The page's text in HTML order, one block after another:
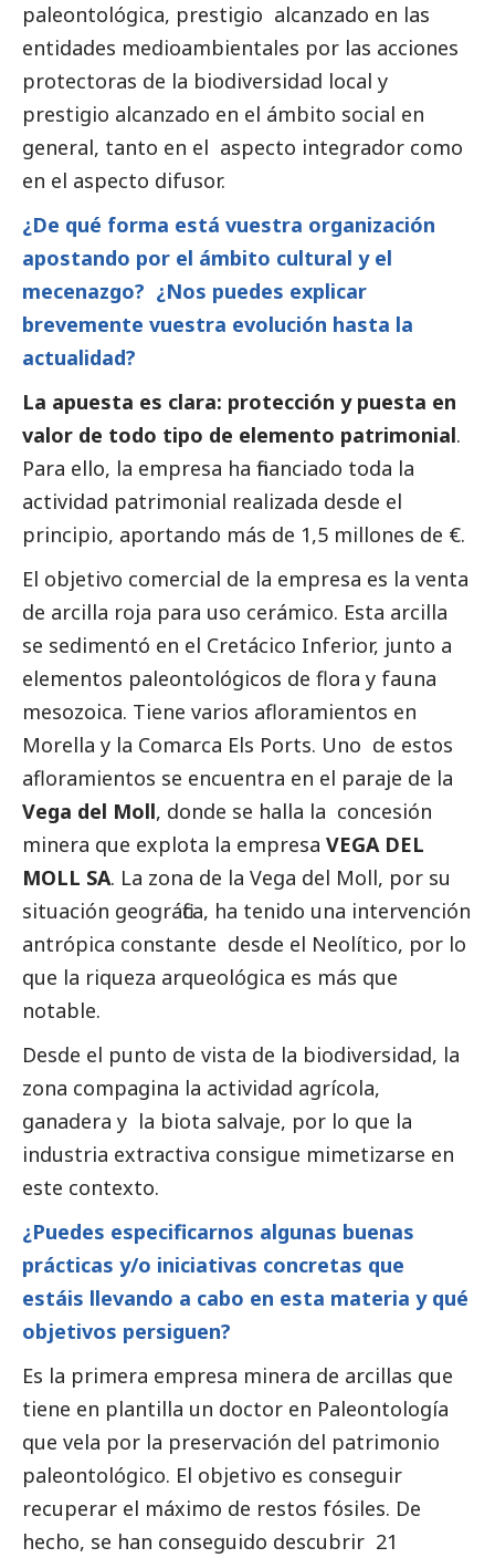
paleontológica, prestigio alcanzado en las
entidades medioambientales por las acciones
protectoras de la biodiversidad local y
prestigio alcanzado en el ámbito social en
general, tanto en el aspecto integrador como
en el aspecto difusor.
¿De qué forma está vuestra organización
apostando por el ámbito cultural y el
mecenazgo? ¿Nos puedes explicar
brevemente vuestra evolución hasta la
actualidad?
La apuesta es clara: protección y puesta en
valor de todo tipo de elemento patrimonial.
Para ello, la empresa ha financiado toda la
actividad patrimonial realizada desde el
principio, aportando más de 1,5 millones de €.
El objetivo comercial de la empresa es la venta
de arcilla roja para uso cerámico. Esta arcilla
se sedimentó en el Cretácico Inferior, junto a
elementos paleontológicos de flora y fauna
mesozoica. Tiene varios afloramientos en
Morella y la Comarca Els Ports. Uno de estos
afloramientos se encuentra en el paraje de la
Vega del Moll, donde se halla la concesión
minera que explota la empresa VEGA DEL
MOLL SA. La zona de la Vega del Moll, por su
situación geográfica, ha tenido una intervención
antrópica constante desde el Neolítico, por lo
que la riqueza arqueológica es más que
notable.
Desde el punto de vista de la biodiversidad, la
zona compagina la actividad agrícola,
ganadera y la biota salvaje, por lo que la
industria extractiva consigue mimetizarse en
este contexto.
¿Puedes especificarnos algunas buenas
prácticas y/o iniciativas concretas que
estáis llevando a cabo en esta materia y qué
objetivos persiguen?
Es la primera empresa minera de arcillas que
tiene en plantilla un doctor en Paleontología
que vela por la preservación del patrimonio
paleontológico. El objetivo es conseguir
recuperar el máximo de restos fósiles. De
hecho, se han conseguido descubrir 21